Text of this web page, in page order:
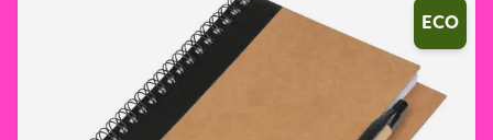
ECO